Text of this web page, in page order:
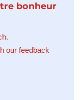
bonheur
our feedback